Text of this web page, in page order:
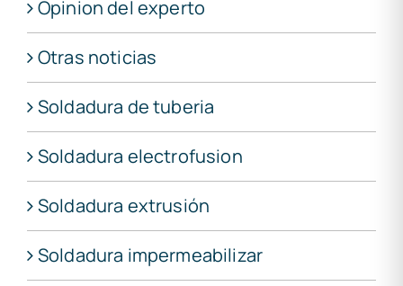
Opinion del experto
Otras noticias
Soldadura de tuberia
Soldadura electrofusion
Soldadura extrusión
Soldadura impermeabilizar